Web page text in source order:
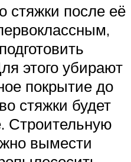
стяжки после её
этого убирают
покрытие до
стяжки будет
Строительную
вымести